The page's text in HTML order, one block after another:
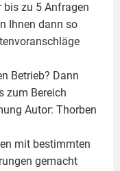
bis zu 5 Anfragen
Ihnen dann so
Betrieb? Dann
zum Bereich
Autor: Thorben
mit bestimmten
gemacht